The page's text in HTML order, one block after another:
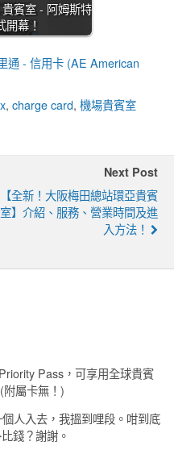
賓室 - 阿姆斯特
幕！
通 - 信用卡 (AE American
, charge card, 機場貴賓室
Next Post
【全新！大阪梅田總站環亞貴賓
室】介紹、服務、營業時間及進
入方法！
Pass，可享用全球貴賓
屬卡無！)
人入去，我搵到哩段。咁到底
錢？謝謝。